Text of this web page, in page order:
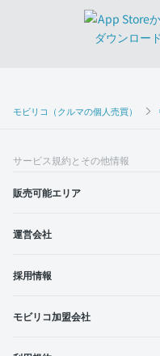
モビリコ（クルマの個人売買）
サービス規約とその他情報
販売可能エリア
運営会社
採用情報
モビリコ加盟会社